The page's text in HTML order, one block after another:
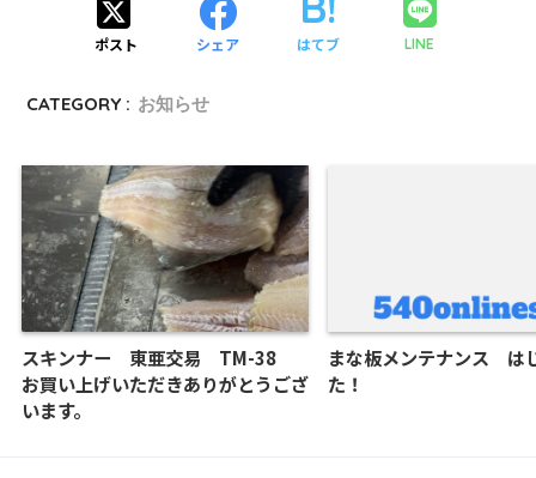
ポスト シェア はてブ LINE
CATEGORY : お知らせ
スキンナー 東亜交易 TM-38
お買い上げいただきありがとうござ
います。
まな板メンテナンス は
た！